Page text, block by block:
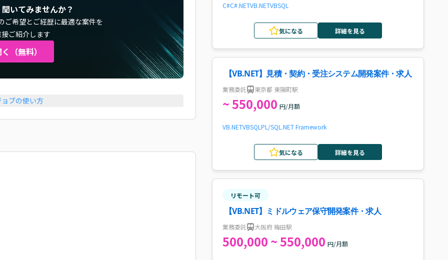
いてみませんか？
ご希望とご経歴に最適な案件を
ご紹介します
（無料）
ブの使い方
C#C#.NETVB.NETVBSQL
気になる 詳細を見る
【VB.NET】見積・契約・受注システム開発案件・求人
業務委託 東京都 東陽町駅
~ 550,000 円/月額
VB.NETVBSQL PL/SQL .NET Framework
気になる 詳細を見る
リモート可
【VB.NET】ミドルウェア保守開発案件・求人
業務委託 大阪府 梅田駅
500,000 ~ 550,000 円/月額